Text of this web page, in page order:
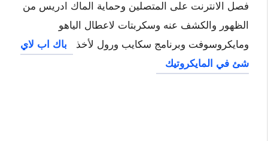
فصل الانترنت على المتصلين وحماية الماك ادريس من
الظهور والكشف عنه وسكربتات لاعطال الياهو
ومايكروسوفت وبرنامج سكايب ورول لأخذ
باك اب لاي
شئ في المايكروتيك